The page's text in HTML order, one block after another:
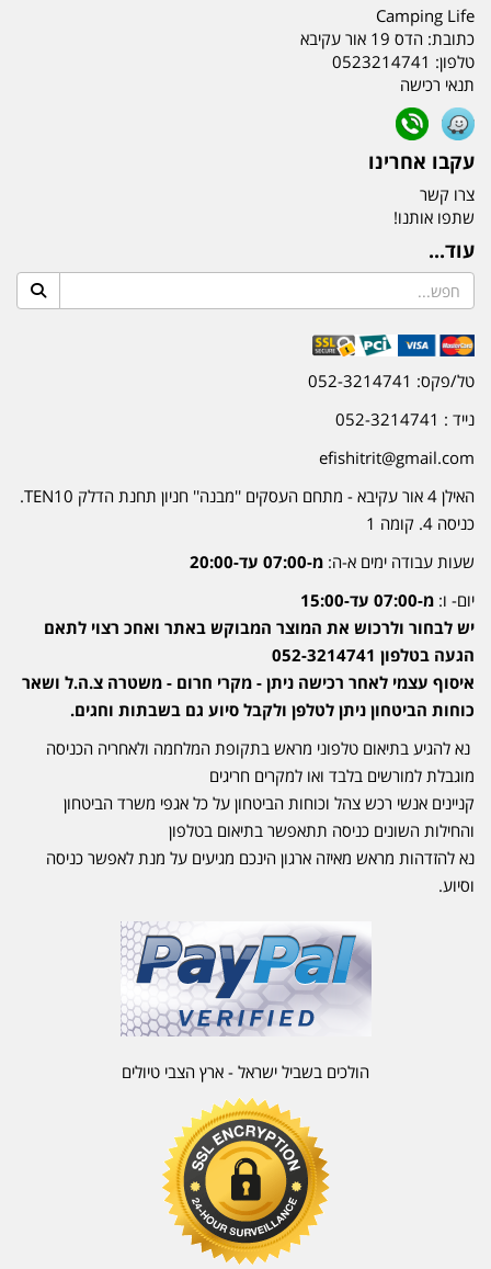
Camping Life
כתובת: הדס 19 אור עקיבא
טלפון: 0523214741
תנאי רכישה
עקבו אחרינו
צרו קשר
שתפו אותנו!
עוד...
טל/פקס: 052-3214741
נייד : 052-3214741
efishitrit@gmail.com
האילן 4 אור עקיבא - מתחם העסקים ''מבנה'' חניון תחנת הדלק TEN10.
כניסה 4. קומה 1
שעות עבודה ימים א-ה: מ-07:00 עד-20:00
יום- ו: מ-07:00 עד-15:00
יש לבחור ולרכוש את המוצר המבוקש באתר ואחכ רצוי לתאם
הגעה בטלפון 052-3214741
איסוף עצמי לאחר רכישה ניתן - מקרי חרום - משטרה צ.ה.ל ושאר
כוחות הביטחון ניתן לטלפן ולקבל סיוע גם בשבתות וחגים.
נא להגיע בתיאום טלפוני מראש בתקופת המלחמה ולאחריה הכניסה
מוגבלת למורשים בלבד ואו למקרים חריגים
קניינים אנשי רכש צהל וכוחות הביטחון על כל אגפי משרד הביטחון
והחילות השונים כניסה תתאפשר בתיאום בטלפון
נא להזדהות מראש מאיזה ארגון הינכם מגיעים על מנת לאפשר כניסה
וסיוע.
הולכים בשביל ישראל - ארץ הצבי טיולים